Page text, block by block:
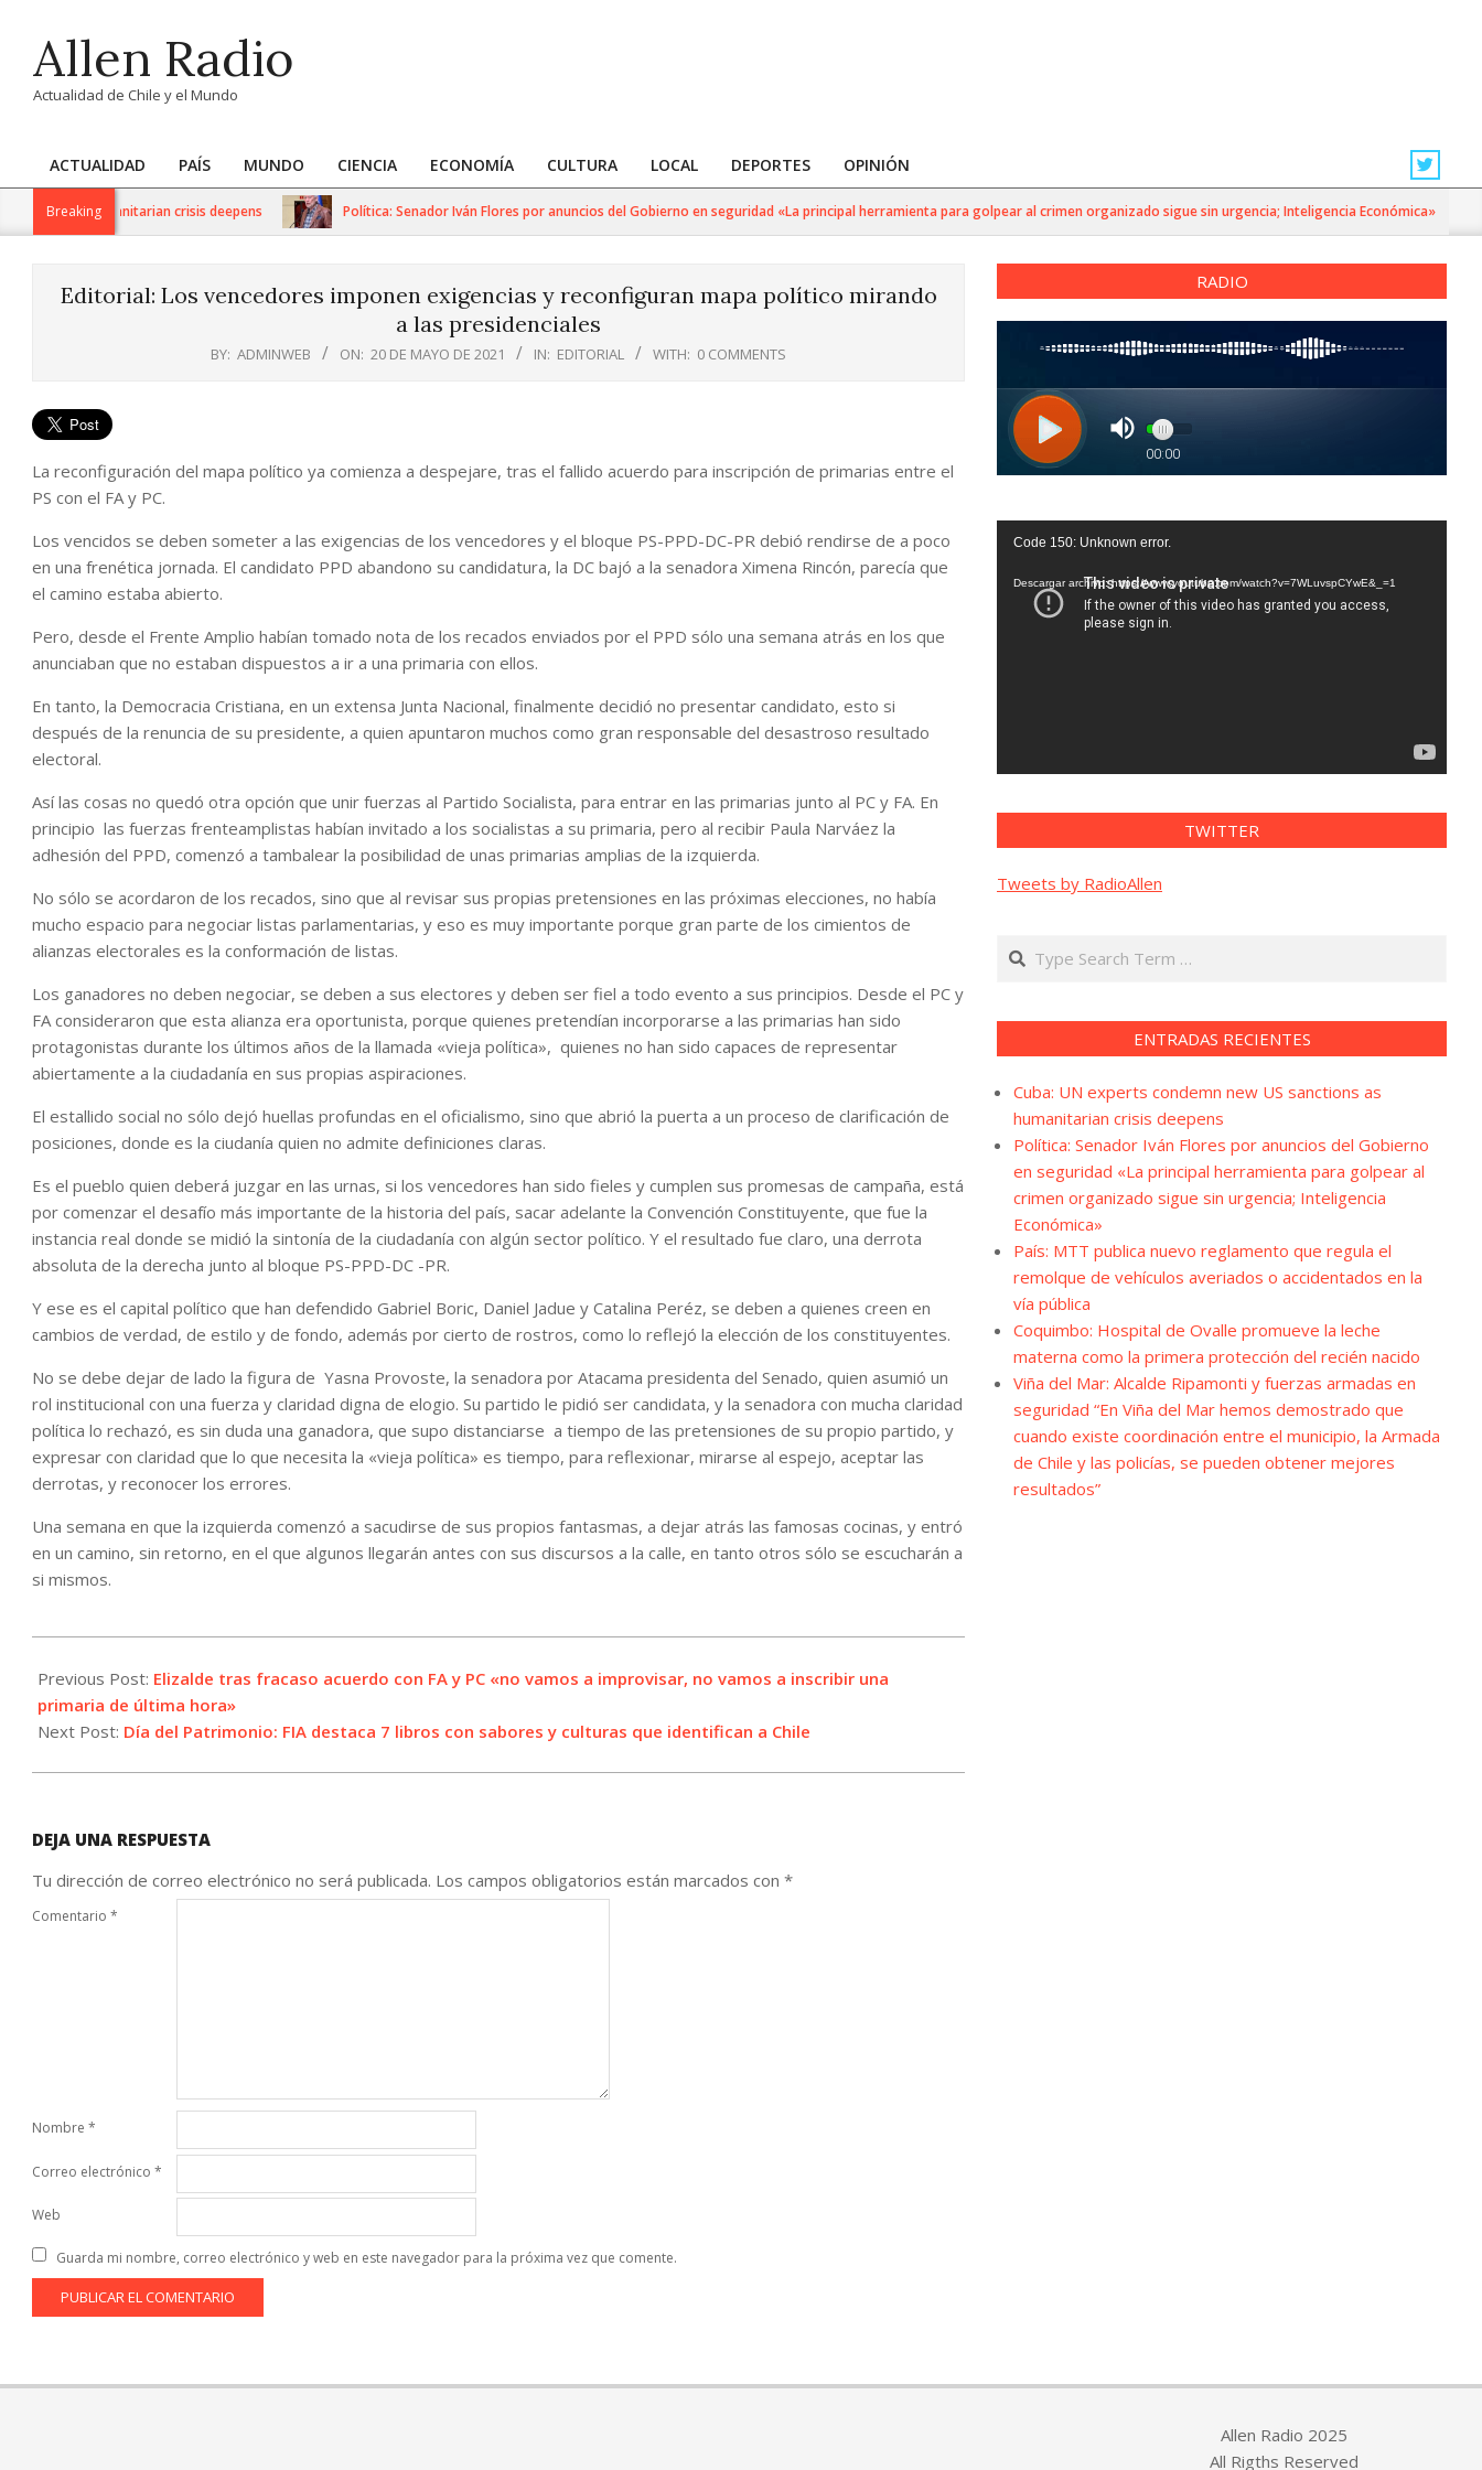
contentAllen Radio
Actualidad de Chile y el Mundo
Primary
Navigation
ACTUALIDAD PAÍS MUNDO CIENCIA ECONOMÍA CULTURA LOCAL DEPORTES OPINIÓN
Breaking
as humanitarian crisis deepens Política: Senador Iván Flores por anuncios del Gobierno en seguridad «La principal herramienta para golpear al crimen organizado sigue sin urgencia; Inteligencia Económica»
Editorial: Los vencedores imponen exigencias y reconfiguran mapa político mirando
a las presidenciales
BY: ADMINWEB ON: 20 DE MAYO DE 2021 IN: EDITORIAL WITH: 0 COMMENTS
La reconfiguración del mapa político ya comienza a despejare, tras el fallido acuerdo para inscripción de primarias entre el
PS con el FA y PC.
Los vencidos se deben someter a las exigencias de los vencedores y el bloque PS-PPD-DC-PR debió rendirse de a poco
en una frenética jornada. El candidato PPD abandono su candidatura, la DC bajó a la senadora Ximena Rincón, parecía que
el camino estaba abierto.
Pero, desde el Frente Amplio habían tomado nota de los recados enviados por el PPD sólo una semana atrás en los que
anunciaban que no estaban dispuestos a ir a una primaria con ellos.
En tanto, la Democracia Cristiana, en un extensa Junta Nacional, finalmente decidió no presentar candidato, esto si
después de la renuncia de su presidente, a quien apuntaron muchos como gran responsable del desastroso resultado
electoral.
Así las cosas no quedó otra opción que unir fuerzas al Partido Socialista, para entrar en las primarias junto al PC y FA. En
principio las fuerzas frenteamplistas habían invitado a los socialistas a su primaria, pero al recibir Paula Narváez la
adhesión del PPD, comenzó a tambalear la posibilidad de unas primarias amplias de la izquierda.
No sólo se acordaron de los recados, sino que al revisar sus propias pretensiones en las próximas elecciones, no había
mucho espacio para negociar listas parlamentarias, y eso es muy importante porque gran parte de los cimientos de
alianzas electorales es la conformación de listas.
Los ganadores no deben negociar, se deben a sus electores y deben ser fiel a todo evento a sus principios. Desde el PC y
FA consideraron que esta alianza era oportunista, porque quienes pretendían incorporarse a las primarias han sido
protagonistas durante los últimos años de la llamada «vieja política», quienes no han sido capaces de representar
abiertamente a la ciudadanía en sus propias aspiraciones.
El estallido social no sólo dejó huellas profundas en el oficialismo, sino que abrió la puerta a un proceso de clarificación de
posiciones, donde es la ciudanía quien no admite definiciones claras.
Es el pueblo quien deberá juzgar en las urnas, si los vencedores han sido fieles y cumplen sus promesas de campaña, está
por comenzar el desafío más importante de la historia del país, sacar adelante la Convención Constituyente, que fue la
instancia real donde se midió la sintonía de la ciudadanía con algún sector político. Y el resultado fue claro, una derrota
absoluta de la derecha junto al bloque PS-PPD-DC -PR.
Y ese es el capital político que han defendido Gabriel Boric, Daniel Jadue y Catalina Peréz, se deben a quienes creen en
cambios de verdad, de estilo y de fondo, además por cierto de rostros, como lo reflejó la elección de los constituyentes.
No se debe dejar de lado la figura de Yasna Provoste, la senadora por Atacama presidenta del Senado, quien asumió un
rol institucional con una fuerza y claridad digna de elogio. Su partido le pidió ser candidata, y la senadora con mucha claridad
política lo rechazó, es sin duda una ganadora, que supo distanciarse a tiempo de las pretensiones de su propio partido, y
expresar con claridad que lo que necesita la «vieja política» es tiempo, para reflexionar, mirarse al espejo, aceptar las
derrotas, y reconocer los errores.
Una semana en que la izquierda comenzó a sacudirse de sus propios fantasmas, a dejar atrás las famosas cocinas, y entró
en un camino, sin retorno, en el que algunos llegarán antes con sus discursos a la calle, en tanto otros sólo se escucharán a
si mismos.
05-
20
Previous Post: Elizalde tras fracaso acuerdo con FA y PC «no vamos a improvisar, no vamos a inscribir una
primaria de última hora»
Next Post: Día del Patrimonio: FIA destaca 7 libros con sabores y culturas que identifican a Chile
DEJA UNA RESPUESTA
Tu dirección de correo electrónico no será publicada. Los campos obligatorios están marcados con *
Comentario *
Nombre *
Correo electrónico *
Web
Guarda mi nombre, correo electrónico y web en este navegador para la próxima vez que comente.
RADIO
Reproductor
vídeo
Code 150: Unknown error.
Descargar archivo: https://www.youtube.com/watch?v=7WLuvspCYwE&_=1
TWITTER
Tweets by RadioAllen
Search
ENTRADAS RECIENTES
Cuba: UN experts condemn new US sanctions as
humanitarian crisis deepens
Política: Senador Iván Flores por anuncios del Gobierno
en seguridad «La principal herramienta para golpear al
crimen organizado sigue sin urgencia; Inteligencia
Económica»
País: MTT publica nuevo reglamento que regula el
remolque de vehículos averiados o accidentados en la
vía pública
Coquimbo: Hospital de Ovalle promueve la leche
materna como la primera protección del recién nacido
Viña del Mar: Alcalde Ripamonti y fuerzas armadas en
seguridad “En Viña del Mar hemos demostrado que
cuando existe coordinación entre el municipio, la Armada
de Chile y las policías, se pueden obtener mejores
resultados”
Allen Radio 2025
All Rigths Reserved